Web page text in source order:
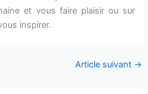
et vous faire plaisir ou sur
inspirer.
Article suivant →